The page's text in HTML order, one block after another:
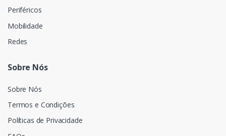
Periféricos
Mobilidade
Redes
Sobre Nós
Sobre Nós
Termos e Condições
Políticas de Privacidade